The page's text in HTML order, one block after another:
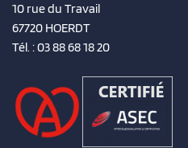
10 rue du Travail
67720 HOERDT
Tél. :03 88 68 18 20